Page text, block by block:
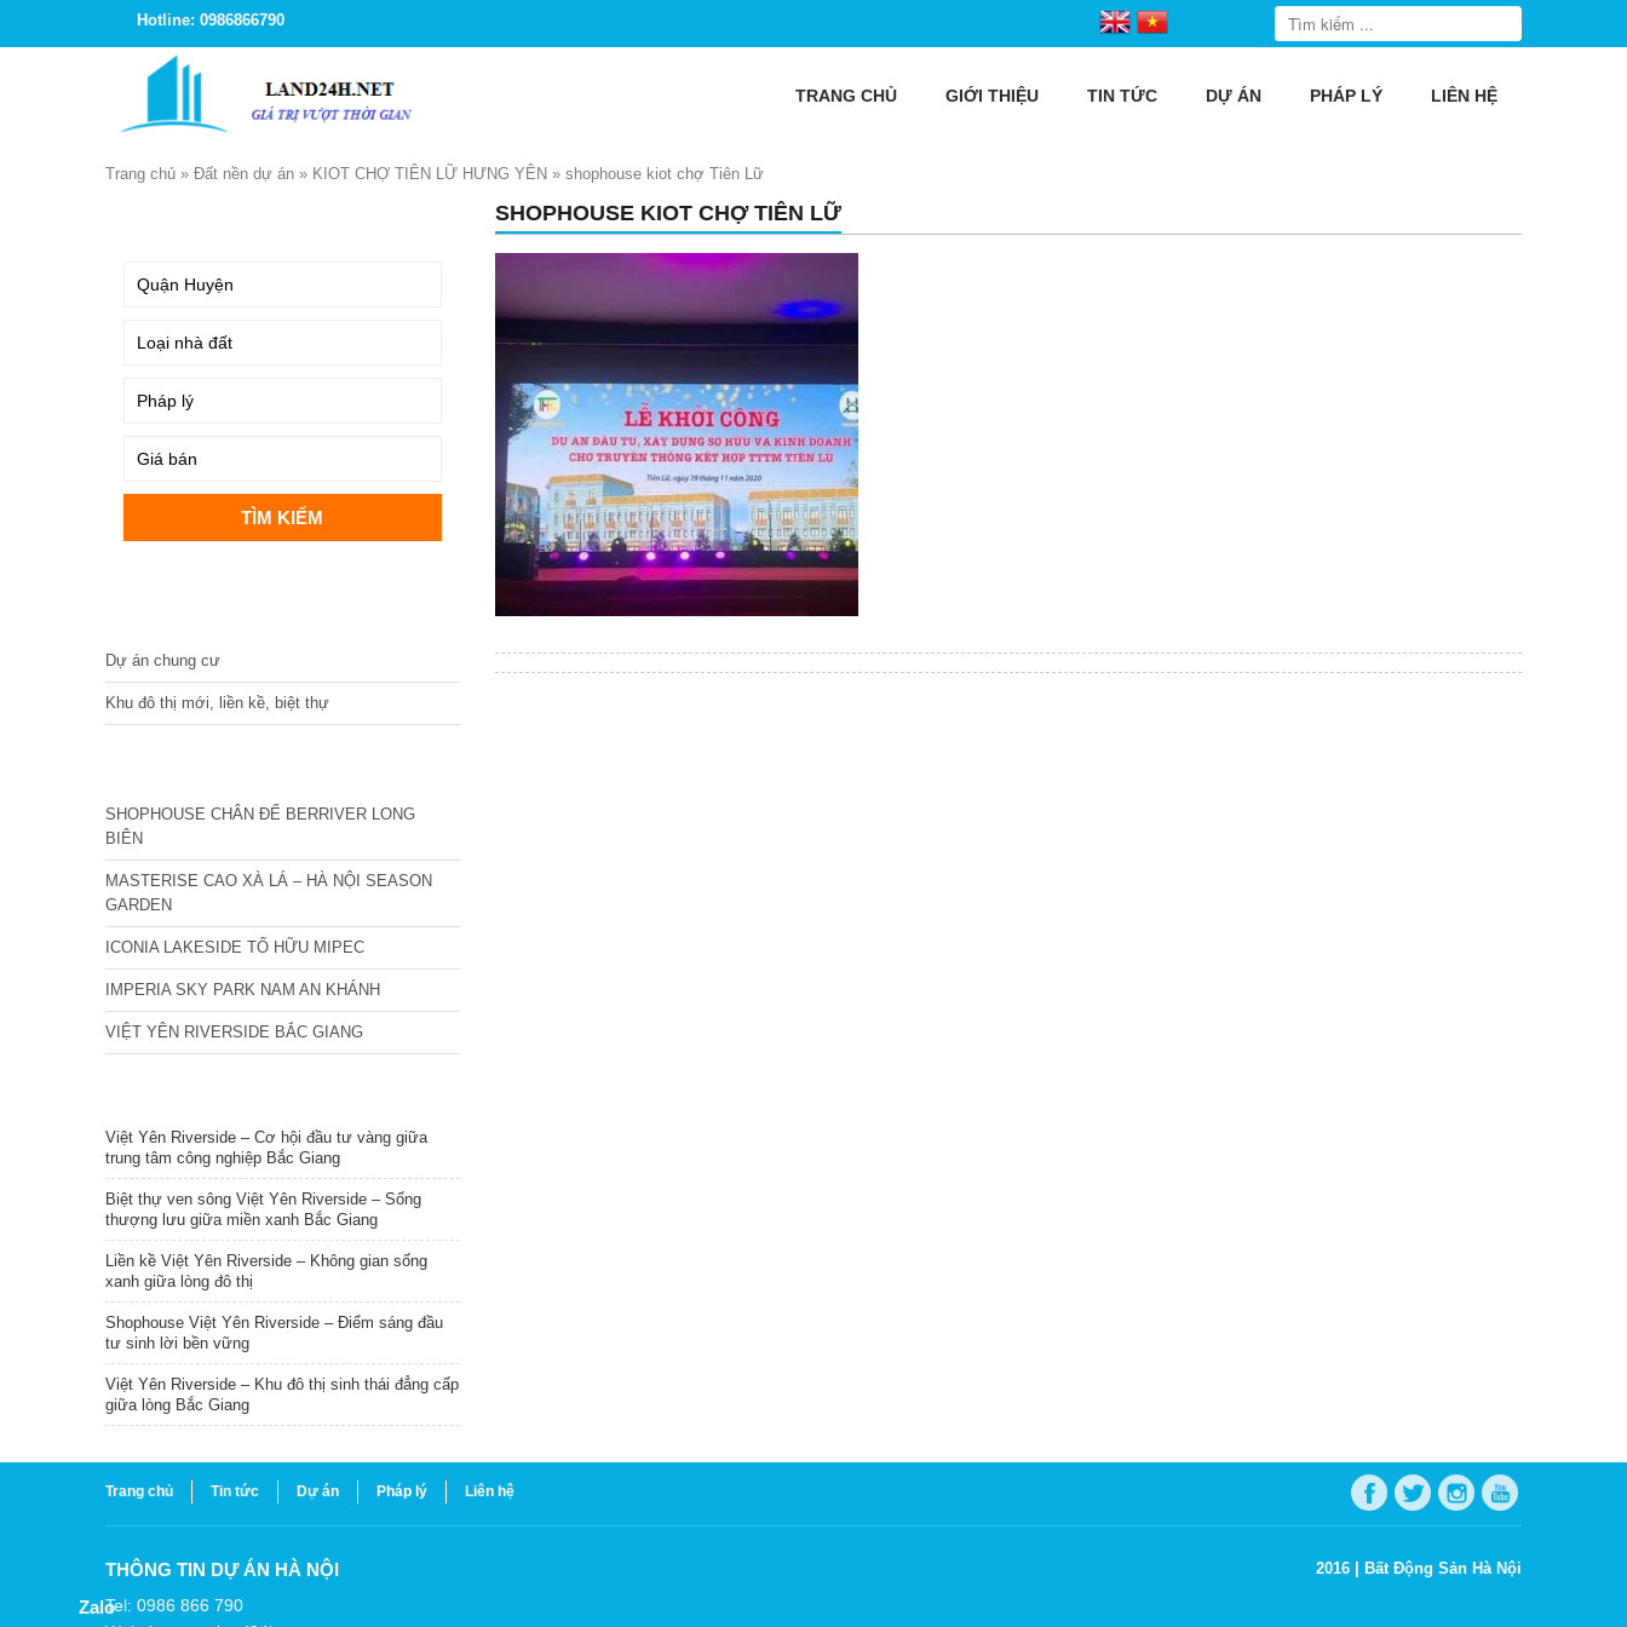
Hotline: 0986866790
TRANG CHỦ GIỚI THIỆU TIN TỨC DỰ ÁN PHÁP LÝ LIÊN HỆ
Trang chủ » Đất nền dự án » KIOT CHỢ TIÊN LỮ HƯNG YÊN » shophouse kiot chợ Tiên Lữ
SHOPHOUSE KIOT CHỢ TIÊN LỮ
Dự án chung cư
Khu đô thị mới, liền kề, biệt thự
SHOPHOUSE CHÂN ĐẾ BERRIVER LONG
BIÊN
MASTERISE CAO XÀ LÁ – HÀ NỘI SEASON
GARDEN
ICONIA LAKESIDE TỐ HỮU MIPEC
IMPERIA SKY PARK NAM AN KHÁNH
VIỆT YÊN RIVERSIDE BẮC GIANG
Việt Yên Riverside – Cơ hội đầu tư vàng giữa
trung tâm công nghiệp Bắc Giang
Biệt thự ven sông Việt Yên Riverside – Sống
thượng lưu giữa miền xanh Bắc Giang
Liền kề Việt Yên Riverside – Không gian sống
xanh giữa lòng đô thị
Shophouse Việt Yên Riverside – Điểm sáng đầu
tư sinh lời bền vững
Việt Yên Riverside – Khu đô thị sinh thái đẳng cấp
giữa lòng Bắc Giang
Trang chủ Tin tức Dự án Pháp lý Liên hệ
THÔNG TIN DỰ ÁN HÀ NỘI
Tel: 0986 866 790
2016 | Bất Động Sản Hà Nội
Zalo